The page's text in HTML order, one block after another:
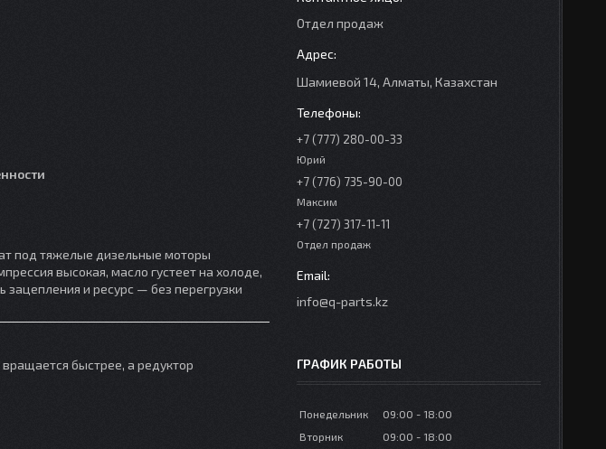
под тяжелые дизельные моторы
высокая, масло густеет на холоде,
зацепления и ресурс — без перегрузки
быстрее, а редуктор
Отдел продаж
Шамиевой 14, Алматы, Казахстан
+7 (777) 280-00-33
Юрий
+7 (776) 735-90-00
Максим
+7 (727) 317-11-11
Отдел продаж
info@q-parts.kz
ГРАФИК РАБОТЫ
Понедельник 09:00
18:00
Вторник
09:00
18:00